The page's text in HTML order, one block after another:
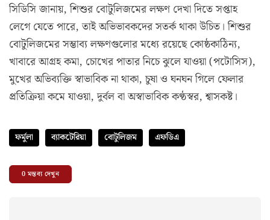
সিডিসি জানায়, শিশুর বোটুলিজমের লক্ষণ দেখা দিতে সপ্তাহ
লেগে যেতে পারে, তাই অভিভাবকদের সতর্ক থাকা উচিত। শিশুর
বোটুলিজমের সম্ভাব্য লক্ষণগুলোর মধ্যে রয়েছে কোষ্ঠকাঠিন্য,
খাবারে আগ্রহ কমা, চোখের পাতার নিচে ঝুলে যাওয়া (পটোসিস),
মুখের অভিব্যক্তি স্বাভাবিক না থাকা, চুষা ও ঘনঘন গিলে ফেলার
প্রতিক্রিয়া কমে যাওয়া, দুর্বল বা অস্বাভাবিক কণ্ঠস্বর, শ্বাসকষ্ট।
ফর্মুলা ব্যাকটেরিয়া বোটুলিজম এফডিএ
0মন্তব্য দেখুন